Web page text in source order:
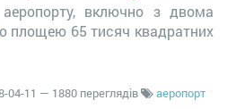
включно з двома
площею 65 тисяч квадратних
04-11 — 1880 переглядів
аеропорт